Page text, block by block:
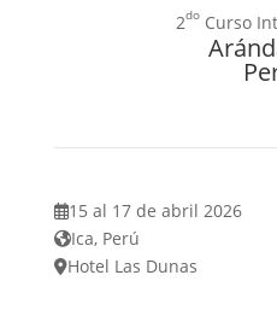
2doCurso
15 al 17 de abril 2026
Ica, Perú
Hotel Las Dunas